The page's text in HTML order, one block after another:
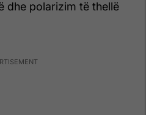
dhe polarizim të thellë